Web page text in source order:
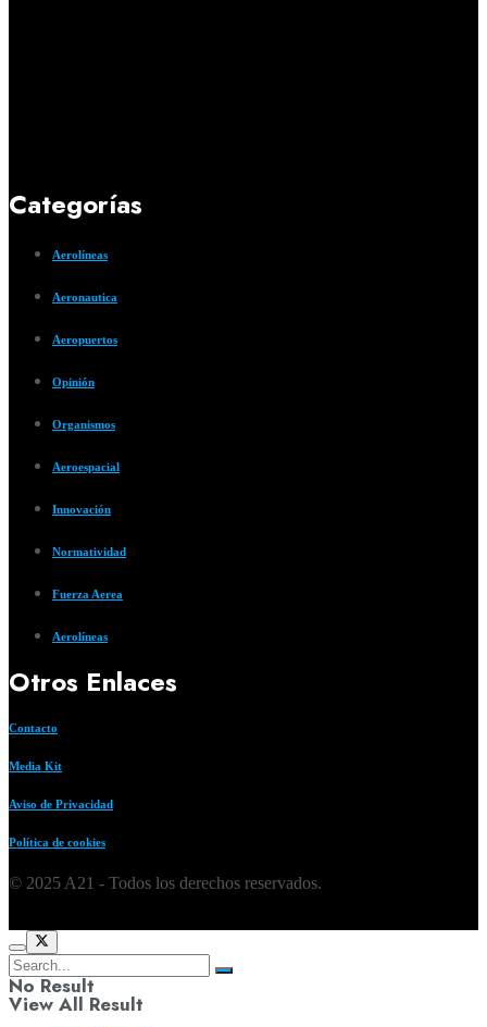
Categorías
Aerolíneas
Aeronautica
Aeropuertos
Opinión
Organismos
Aeroespacial
Innovación
Normatividad
Fuerza Aerea
Aerolíneas
Otros Enlaces
Contacto
Media Kit
Aviso de Privacidad
Política de cookies
© 2025 A21 - Todos los derechos reservados.
No Result
View All Result